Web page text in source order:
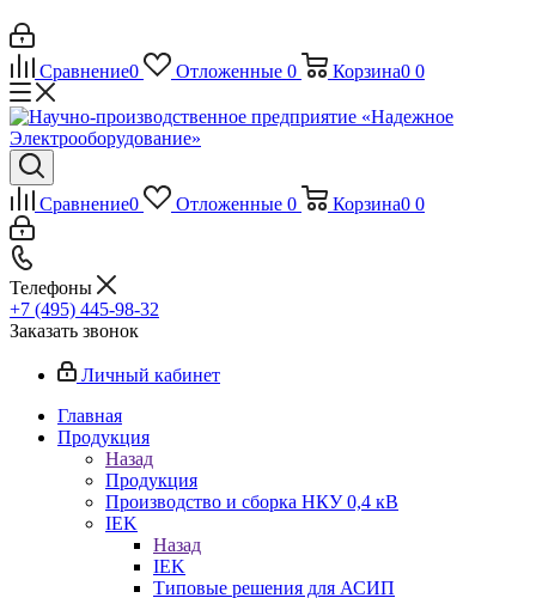
Сравнение0 Отложенные 0 Корзина0 0
Сравнение0 Отложенные 0 Корзина0 0
Телефоны
+7 (495) 445-98-32
Заказать звонок
Личный кабинет
Главная
Продукция
Назад
Продукция
Производство и сборка НКУ 0,4 кВ
IEK
Назад
IEK
Типовые решения для АСИП